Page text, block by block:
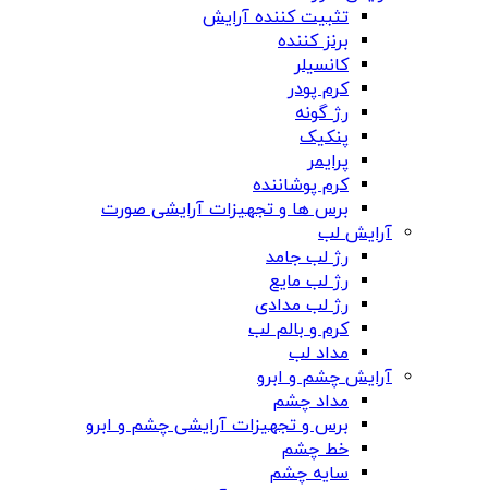
تثبیت کننده آرایش
برنز کننده
کانسیلر
کرم پودر
رژ گونه
پنکیک
پرایمر
کرم پوشاننده
برس ها و تجهیزات آرایشی صورت
آرایش لب
رژ لب جامد
رژ لب مایع
رژ لب مدادی
کرم و بالم لب
مداد لب
آرایش چشم و ابرو
مداد چشم
برس و تجهیزات آرایشی چشم و ابرو
خط چشم
سایه چشم